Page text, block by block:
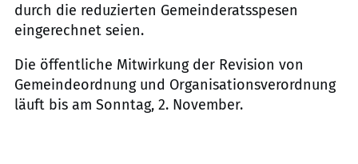
durch die reduzierten Gemeinderatsspesen
eingerechnet seien.
Die öffentliche Mitwirkung der Revision von
Gemeindeordnung und Organisationsverordnung
läuft bis am Sonntag, 2. November.